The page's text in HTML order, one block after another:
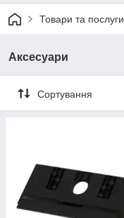
Товари та послуги
Аксесуари
Сортування